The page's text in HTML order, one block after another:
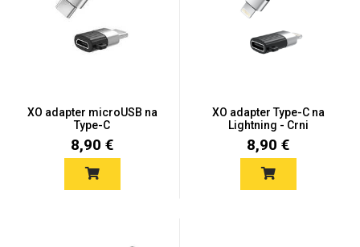
XO adapter microUSB na
Type-C
8,90 €
XO adapter Type-C na
Lightning - Crni
8,90 €
maskice